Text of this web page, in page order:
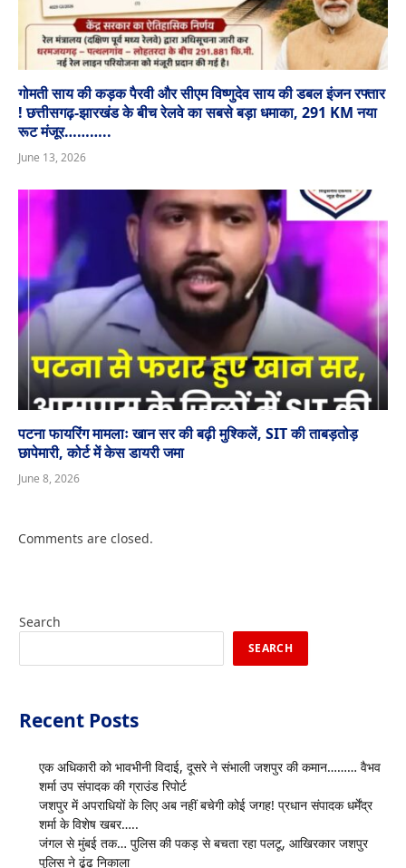
गोमती साय की कड़क पैरवी और सीएम विष्णुदेव साय की डबल इंजन रफ्तार
! छत्तीसगढ़-झारखंड के बीच रेलवे का सबसे बड़ा धमाका, 291 KM नया
रूट मंजूर………..
June 13, 2026
पटना फायरिंग मामलाः खान सर की बढ़ी मुश्किलें, SIT की ताबड़तोड़
छापेमारी, कोर्ट में केस डायरी जमा
June 8, 2026
Comments are closed.
Search
SEARCH
Recent Posts
एक अधिकारी को भावभीनी विदाई, दूसरे ने संभाली जशपुर की कमान……… वैभव
शर्मा उप संपादक की ग्राउंड रिपोर्ट
जशपुर में अपराधियों के लिए अब नहीं बचेगी कोई जगह! प्रधान संपादक धर्मेंद्र
शर्मा के विशेष खबर…..
जंगल से मुंबई तक… पुलिस की पकड़ से बचता रहा पलटू, आखिरकार जशपुर
पुलिस ने ढूंढ निकाला